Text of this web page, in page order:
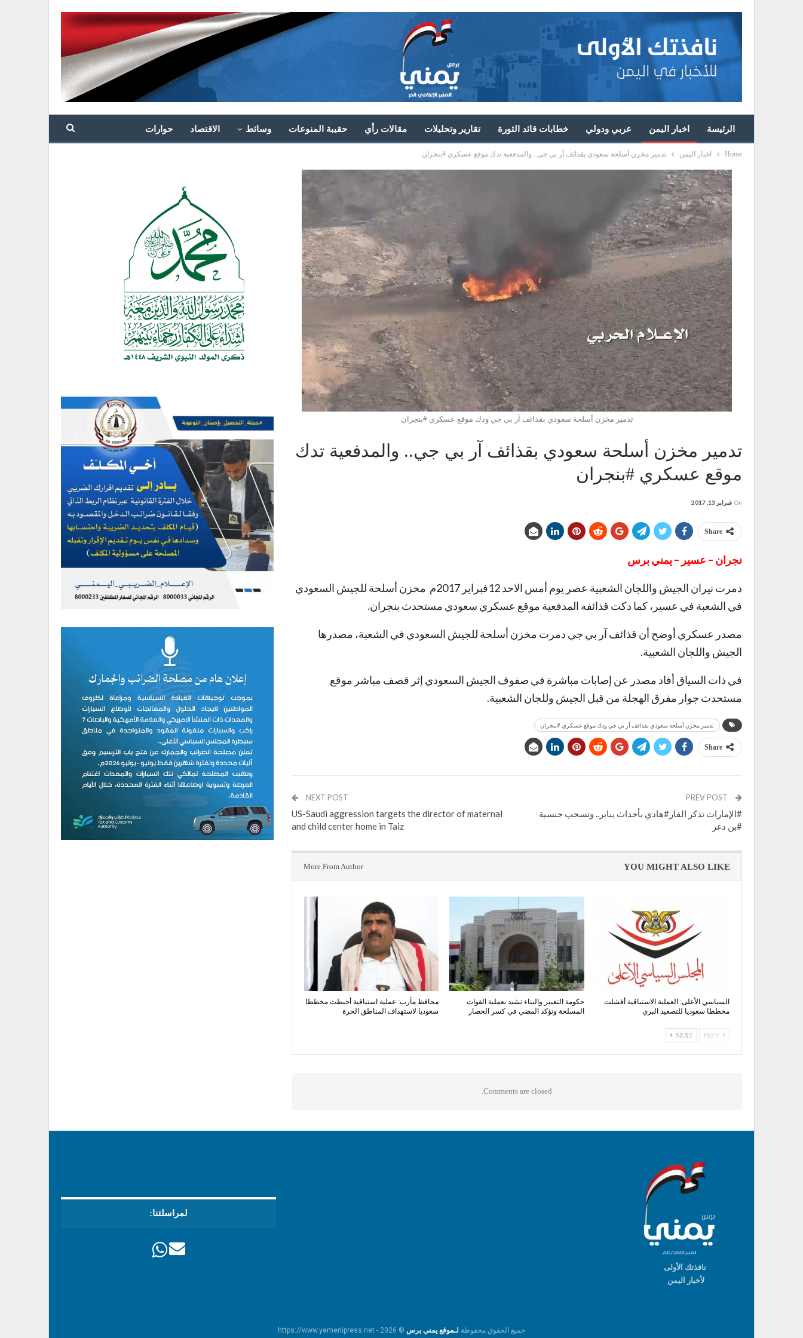
الرئيسة اخبار اليمن عربي ودولي خطابات قائد الثورة تقارير وتحليلات مقالات رأي حقيبة المنوعات وسائط الاقتصاد حوارات
Home اخبار اليمن تدمير مخزن أسلحة سعودي بقذائف آر بي جي.. والمدفعية تدك موقع عسكري #بنجران
تدمير مخزن أسلحة سعودي بقذائف آر بي جي ودك موقع عسكري #بنجران
تدمير مخزن أسلحة سعودي بقذائف آر بي جي.. والمدفعية تدك
موقع عسكري #بنجران
On فبراير 13, 2017
Share
نجران – عسير – يمني برس
دمرت نيران الجيش واللجان الشعبية عصر يوم أمس الاحد 12فبراير 2017م مخزن أسلحة للجيش السعودي
في الشعبة في عسير، كما دكت قذائفه المدفعية موقع عسكري سعودي مستحدث بنجران.
مصدر عسكري أوضح أن قذائف آر بي جي دمرت مخزن أسلحة للجيش السعودي في الشعبة، مصدرها
الجيش واللجان الشعبية.
في ذات السياق أفاد مصدر عن إصابات مباشرة في صفوف الجيش السعودي إثر قصف مباشر موقع
مستحدث جوار مفرق الهجلة من قبل الجيش وللجان الشعبية.
تدمير مخزن أسلحة سعودي بقذائف آر بي جي ودك موقع عسكري #بنجران
Share
#الإمارات تذكر الفار#هادي بأحداث يناير.. وتسحب جنسية
#بن دغر
NEXT POST
US-Saudi aggression targets the director of maternal
and child center home in Taiz
YOU MIGHT ALSO LIKE
More From Author
السياسي الأعلى: العملية الاستباقية أفشلت
مخططا سعوديا للتصعيد البري
حكومة التغيير والبناء تشيد بعملية القوات
المسلحة وتؤكد المضي في كسر الحصار
محافظ مأرب: عملية استباقية أحبطت مخططا
سعوديا لاستهداف المناطق الحرة
NEXT
Comments are closed.
نافذتك الأولى
لأخبار اليمن
لمراسلتنا:
جميع الحقوق محفوظة لـموقع يمني برس © https://www.yemenipress.net - 2026